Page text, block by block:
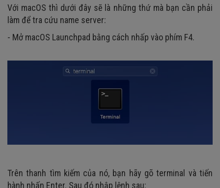
Với macOS thì dưới đây sẽ là những thứ mà bạn cần phải
làm để tra cứu name server:
- Mở macOS Launchpad bằng cách nhấp vào phím F4.
Trên thanh tìm kiếm của nó, bạn hãy gõ terminal và tiến
hành nhấn Enter. Sau đó nhập lệnh sau: